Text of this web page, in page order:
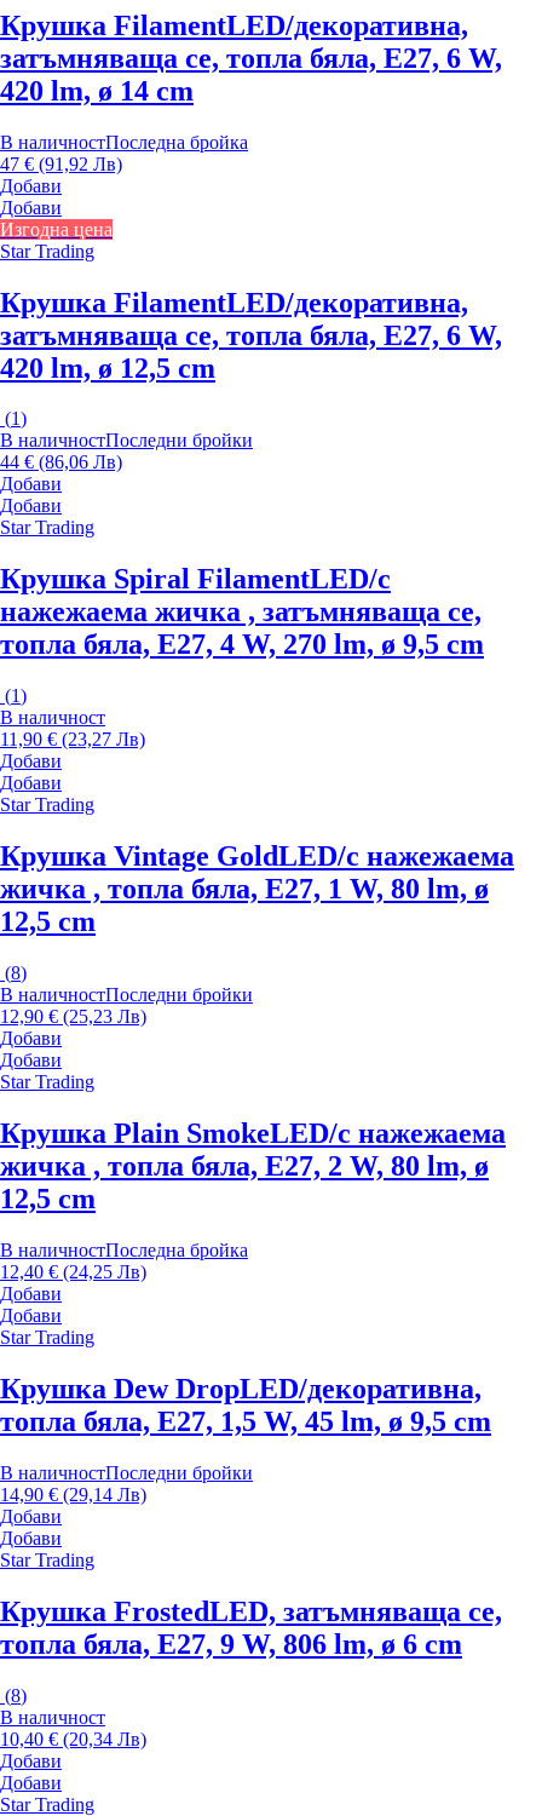
Крушка FilamentLED/декоративна,
затъмняваща се, топла бяла, E27, 6 W,
420 lm, ø 14 cm
В наличностПоследна бройка
47 € (91,92 Лв)
Добави
Добави
Изгодна цена
Star Trading
Крушка FilamentLED/декоративна,
затъмняваща се, топла бяла, E27, 6 W,
420 lm, ø 12,5 cm
(1)
В наличностПоследни бройки
44 € (86,06 Лв)
Добави
Добави
Star Trading
Крушка Spiral FilamentLED/с
нажежаема жичка , затъмняваща се,
топла бяла, E27, 4 W, 270 lm, ø 9,5 cm
(1)
В наличност
11,90 € (23,27 Лв)
Добави
Добави
Star Trading
Крушка Vintage GoldLED/с нажежаема
жичка , топла бяла, E27, 1 W, 80 lm, ø
12,5 cm
(8)
В наличностПоследни бройки
12,90 € (25,23 Лв)
Добави
Добави
Star Trading
Крушка Plain SmokeLED/с нажежаема
жичка , топла бяла, E27, 2 W, 80 lm, ø
12,5 cm
В наличностПоследна бройка
12,40 € (24,25 Лв)
Добави
Добави
Star Trading
Крушка Dew DropLED/декоративна,
топла бяла, E27, 1,5 W, 45 lm, ø 9,5 cm
В наличностПоследни бройки
14,90 € (29,14 Лв)
Добави
Добави
Star Trading
Крушка FrostedLED, затъмняваща се,
топла бяла, E27, 9 W, 806 lm, ø 6 cm
(8)
В наличност
10,40 € (20,34 Лв)
Добави
Добави
Star Trading